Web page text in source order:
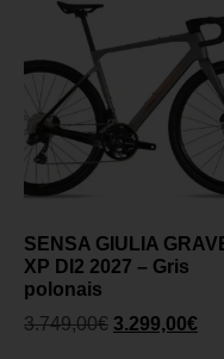
SENSA GIULIA
XP DI2 2027 – Gris
polonais
3.749,00€ 3.299,00€